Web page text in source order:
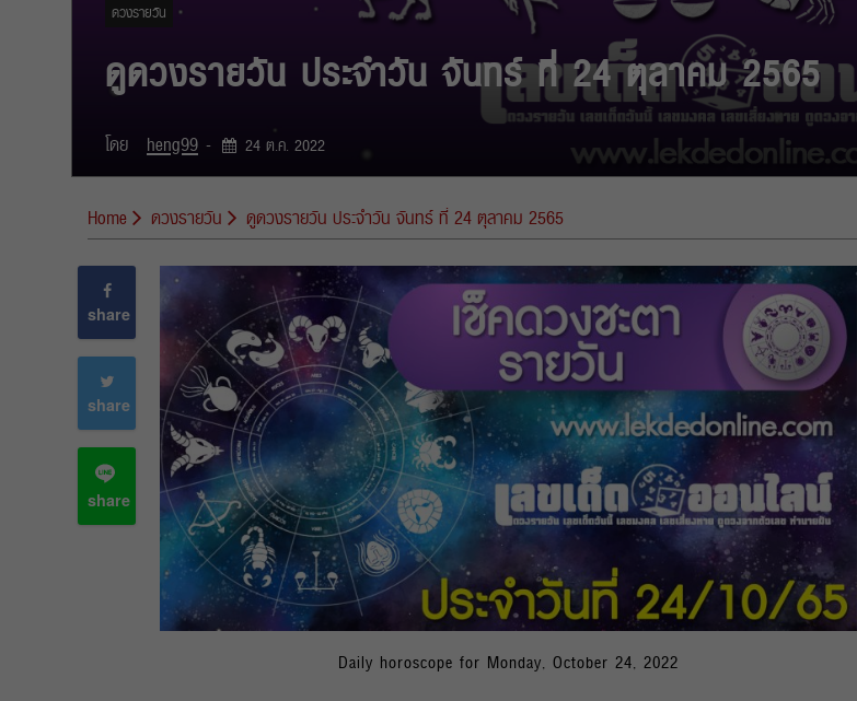
ดวงรายวัน
ดูดวงรายวัน ประจำวัน จันทร์ ที่ 24 ตุลาคม 2565
โดย heng99 - 24 ต.ค. 2022
Home ดวงรายวัน ดูดวงรายวัน ประจำวัน จันทร์ ที่ 24 ตุลาคม 2565
share
share
share
Daily horoscope for Monday, October 24, 2022